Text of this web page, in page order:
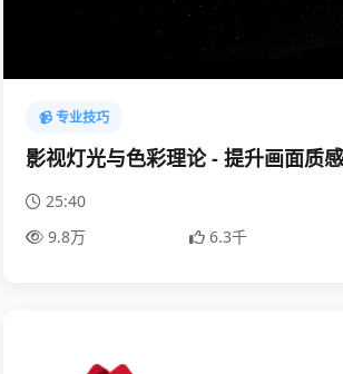
📹 专业技巧
影视灯光与色彩理论 - 提升画面质感
25:40
9.8万
6.3千